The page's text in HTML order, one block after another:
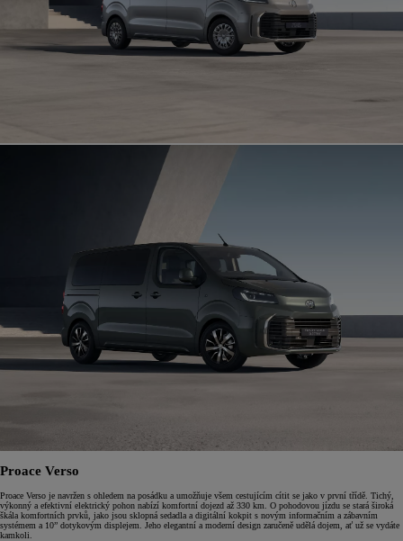
Proace Verso
Proace Verso je navržen s ohledem na posádku a umožňuje všem cestujícím cítit se jako v první třídě. Tichý,
výkonný a efektivní elektrický pohon nabízí komfortní dojezd až 330 km. O pohodovou jízdu se stará široká
škála komfortních prvků, jako jsou sklopná sedadla a digitální kokpit s novým informačním a zábavním
systémem a 10” dotykovým displejem. Jeho elegantní a moderní design zaručeně udělá dojem, ať už se vydáte
kamkoli.